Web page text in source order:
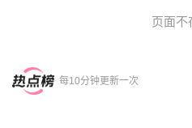
页面不
每10分钟更新一次